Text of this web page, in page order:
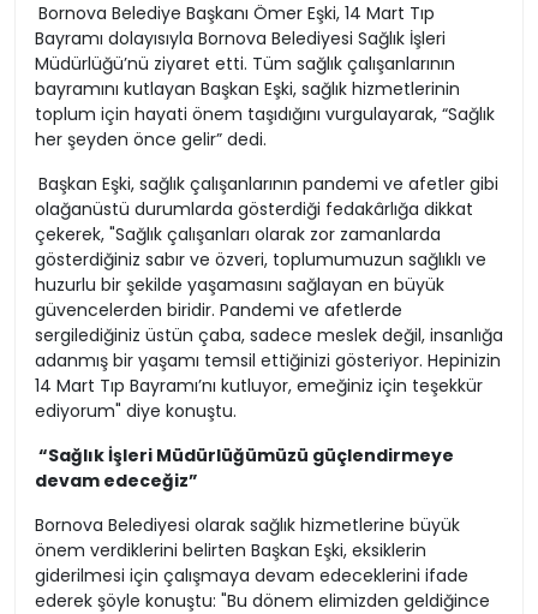
Bornova Belediye Başkanı Ömer Eşki, 14 Mart Tıp
Bayramı dolayısıyla Bornova Belediyesi Sağlık İşleri
Müdürlüğü’nü ziyaret etti. Tüm sağlık çalışanlarının
bayramını kutlayan Başkan Eşki, sağlık hizmetlerinin
toplum için hayati önem taşıdığını vurgulayarak, “Sağlık
her şeyden önce gelir” dedi.
Başkan Eşki, sağlık çalışanlarının pandemi ve afetler gibi
olağanüstü durumlarda gösterdiği fedakârlığa dikkat
çekerek, "Sağlık çalışanları olarak zor zamanlarda
gösterdiğiniz sabır ve özveri, toplumumuzun sağlıklı ve
huzurlu bir şekilde yaşamasını sağlayan en büyük
güvencelerden biridir. Pandemi ve afetlerde
sergilediğiniz üstün çaba, sadece meslek değil, insanlığa
adanmış bir yaşamı temsil ettiğinizi gösteriyor. Hepinizin
14 Mart Tıp Bayramı’nı kutluyor, emeğiniz için teşekkür
ediyorum" diye konuştu.
“Sağlık İşleri Müdürlüğümüzü güçlendirmeye
devam edeceğiz”
Bornova Belediyesi olarak sağlık hizmetlerine büyük
önem verdiklerini belirten Başkan Eşki, eksiklerin
giderilmesi için çalışmaya devam edeceklerini ifade
ederek şöyle konuştu: "Bu dönem elimizden geldiğince